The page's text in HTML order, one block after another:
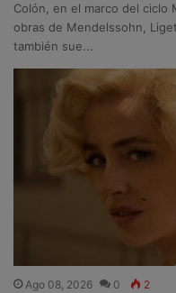
Colón, en el marco del ciclo
obras de Mendelssohn,
también sue...
Ago 08, 2026 0 2